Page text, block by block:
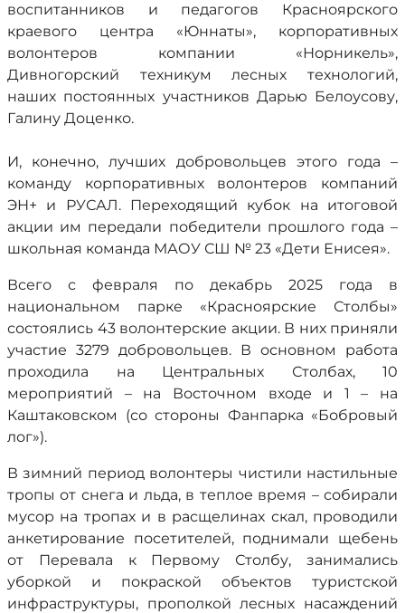
воспитанников и педагогов Красноярского
краевого центра «Юннаты», корпоративных
волонтеров компании «Норникель»,
Дивногорский техникум лесных технологий,
наших постоянных участников Дарью Белоусову,
Галину Доценко.
И, конечно, лучших добровольцев этого года –
команду корпоративных волонтеров компаний
ЭН+ и РУСАЛ. Переходящий кубок на итоговой
акции им передали победители прошлого года –
школьная команда МАОУ СШ № 23 «Дети Енисея».
Всего с февраля по декабрь 2025 года в
национальном парке «Красноярские Столбы»
состоялись 43 волонтерские акции. В них приняли
участие 3279 добровольцев. В основном работа
проходила на Центральных Столбах, 10
мероприятий – на Восточном входе и 1 – на
Каштаковском (со стороны Фанпарка «Бобровый
лог»).
В зимний период волонтеры чистили настильные
тропы от снега и льда, в теплое время – собирали
мусор на тропах и в расщелинах скал, проводили
анкетирование посетителей, поднимали щебень
от Перевала к Первому Столбу, занимались
уборкой и покраской объектов туристской
инфраструктуры, прополкой лесных насаждений